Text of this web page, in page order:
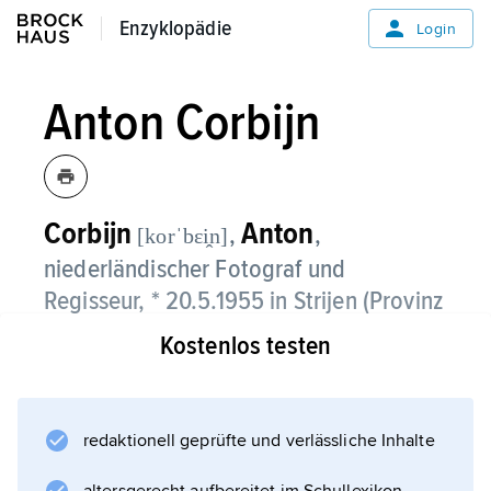
Enzyklopädie
Enzyklopädie Login
Anton Corbijn
Corbijn [korˈbεi̭n], Anton,
niederländischer Fotograf und
Regisseur, * 20.5.1955 in Strijen (Provinz
Zuid-Holland).
wurde er bekannt mit Schwarz-Weiß-Porträts
Kostenlos testen
redaktionell geprüfte und verlässliche Inhalte